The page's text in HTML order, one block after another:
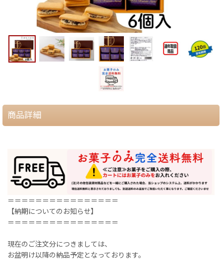
商品詳細
＝＝＝＝＝＝＝＝＝＝＝＝＝＝＝＝
【納期についてのお知らせ】
＝＝＝＝＝＝＝＝＝＝＝＝＝＝＝＝
現在のご注文分につきましては、
お盆明け以降の納品予定となっております。